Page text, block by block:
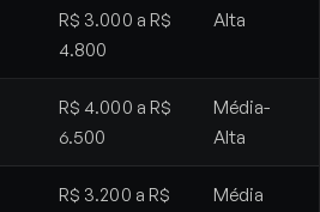
R$ 3.000 a R$
4.800
Alta
R$ 4.000 a R$
6.500
Média-
Alta
R$ 3.200 a R$
Média